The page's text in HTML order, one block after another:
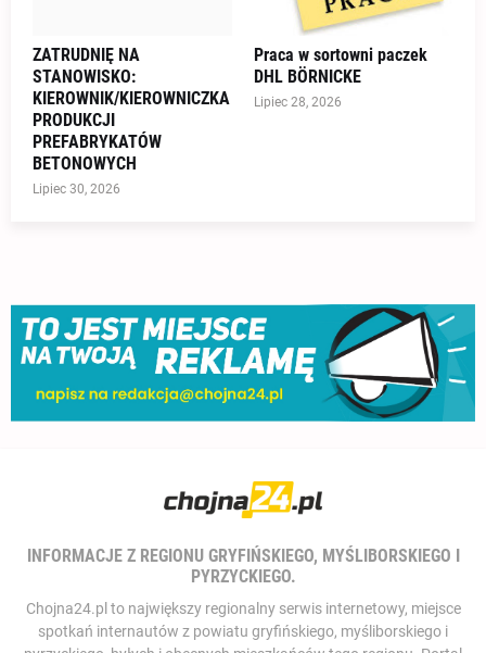
ZATRUDNIĘ NA
STANOWISKO:
KIEROWNIK/KIEROWNICZKA
PRODUKCJI
PREFABRYKATÓW
BETONOWYCH
Lipiec 30, 2026
Praca w sortowni paczek
DHL BÖRNICKE
Lipiec 28, 2026
INFORMACJE Z REGIONU GRYFIŃSKIEGO, MYŚLIBORSKIEGO I
PYRZYCKIEGO.
Chojna24.pl to największy regionalny serwis internetowy, miejsce
spotkań internautów z powiatu gryfińskiego, myśliborskiego i